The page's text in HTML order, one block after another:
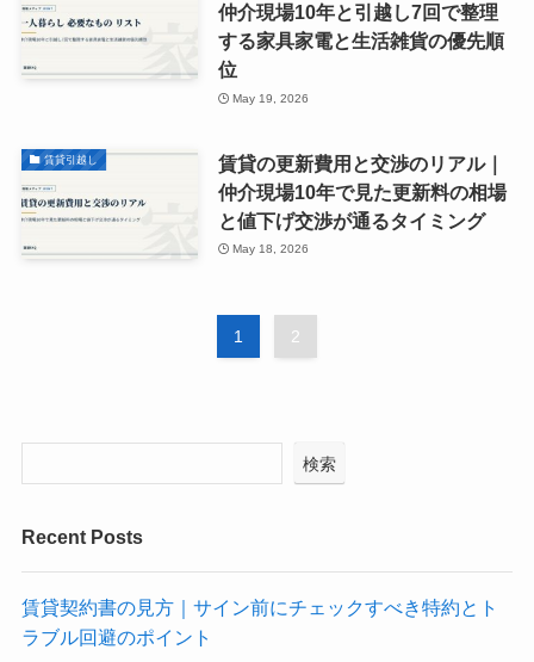
仲介現場10年と引越し7回で整理
する家具家電と生活雑貨の優先順
位
May 19, 2026
賃貸引越し
賃貸の更新費用と交渉のリアル｜
仲介現場10年で見た更新料の相場
と値下げ交渉が通るタイミング
May 18, 2026
1 2
検索
Recent Posts
賃貸契約書の見方｜サイン前にチェックすべき特約とト
ラブル回避のポイント